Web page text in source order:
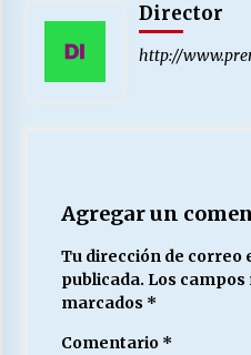
Director
http://
Agregar un
Tu dirección de correo
publicada. Los
marcados *
Comentario *